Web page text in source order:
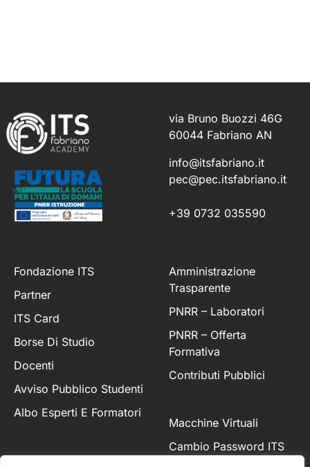
via Bruno Buozzi 46G
60044 Fabriano AN
info@itsfabriano.it
pec@pec.itsfabriano.it
+39 0732 035590
Fondazione ITS
Partner
ITS Card
Borse Di Studio
Docenti
Avviso Pubblico Studenti
Albo Esperti E Formatori
Amministrazione
Trasparente
PNRR – Laboratori
PNRR – Offerta
Formativa
Contributi Pubblici
Macchine Virtuali
Cambio Password ITS